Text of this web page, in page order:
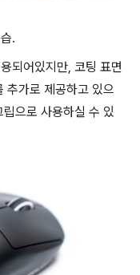
.
되어있지만, 코팅 표면
추가로 제공하고 있으
으로 사용하실 수 있